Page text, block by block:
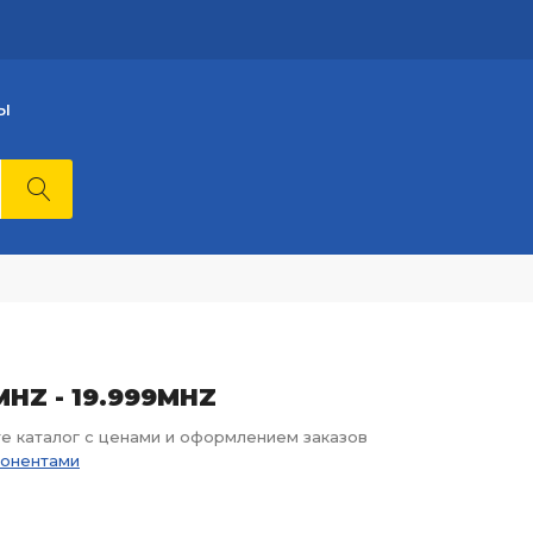
- 19.999MHZ
каталог с ценами и оформлением заказов